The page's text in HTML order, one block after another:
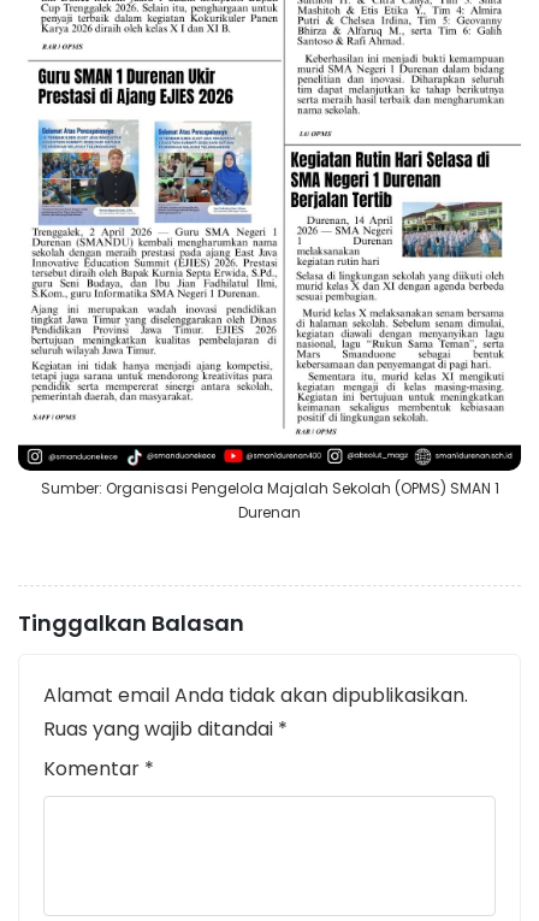
Sumber: Organisasi Pengelola Majalah Sekolah (OPMS) SMAN 1
Durenan
Tinggalkan Balasan
Alamat email Anda tidak akan dipublikasikan.
Ruas yang wajib ditandai *
Komentar *